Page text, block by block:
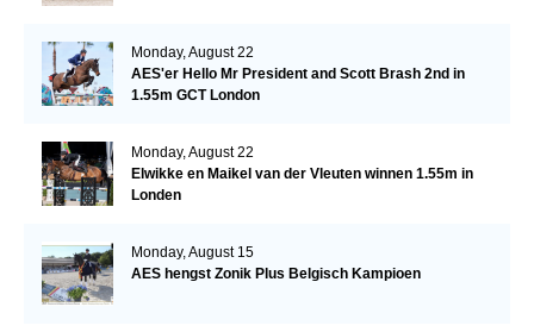
Monday, August 22
AES'er Hello Mr President and Scott Brash 2nd in
1.55m GCT London
Monday, August 22
Elwikke en Maikel van der Vleuten winnen 1.55m in
Londen
Monday, August 15
AES hengst Zonik Plus Belgisch Kampioen